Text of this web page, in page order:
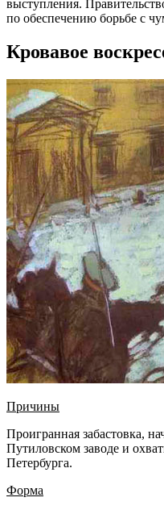
выступления.
по обеспечению борьбе с
Кровавое
Причины
Проигранная забастовка,
Путиловском заводе и
Петербурга.
Форма